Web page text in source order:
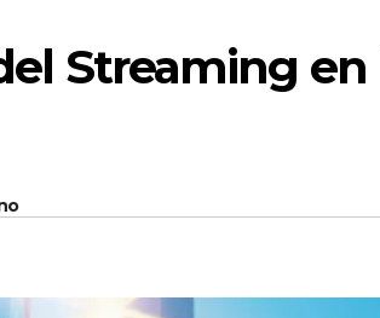
Streaming